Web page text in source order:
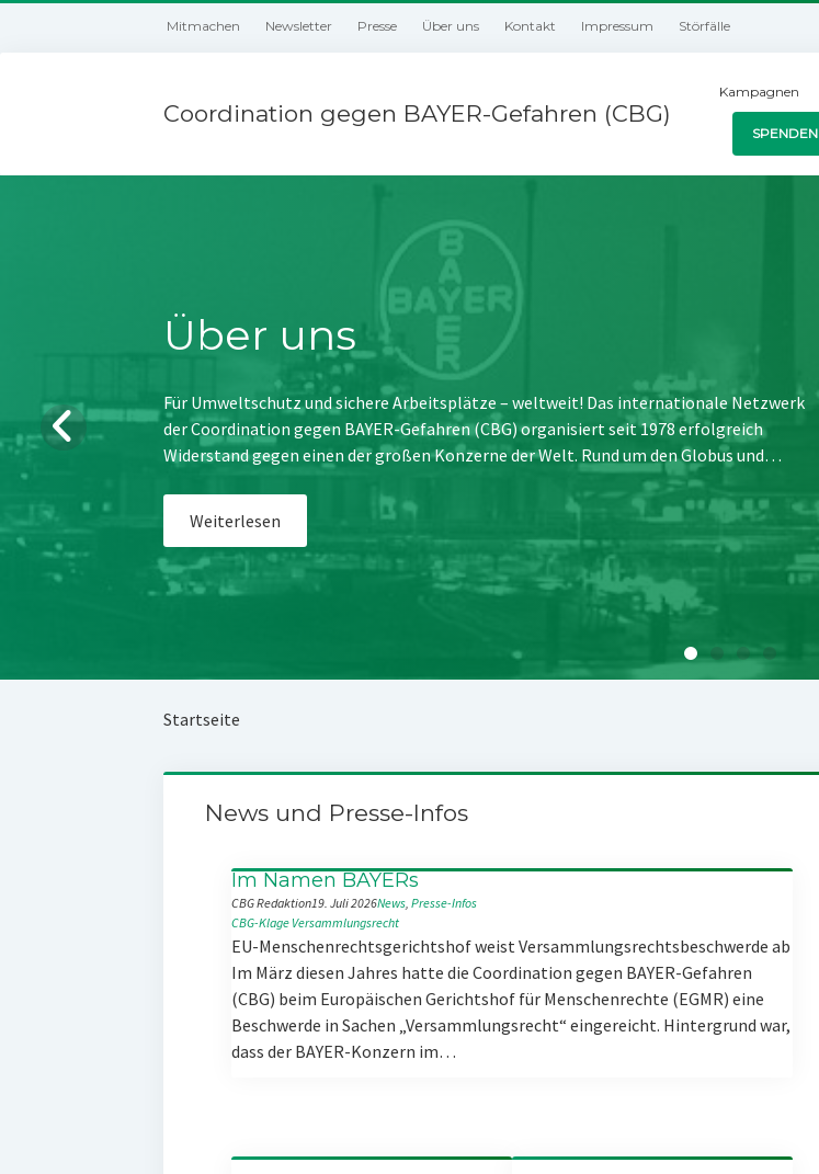
Mitmachen Newsletter Presse Über uns Kontakt Impressum Störfälle
Coordination gegen BAYER-Gefahren (CBG)
Kampagnen
SPENDEN
Über uns
Für Umweltschutz und sichere Arbeitsplätze – weltweit! Das internationale Netzwerk
der Coordination gegen BAYER-Gefahren (CBG) organisiert seit 1978 erfolgreich
Widerstand gegen einen der großen Konzerne der Welt. Rund um den Globus und…
Weiterlesen
Startseite
News und Presse-Infos
Im Namen BAYERs
CBG Redaktion19. Juli 2026News, Presse-Infos
CBG-Klage Versammlungsrecht
EU-Menschenrechtsgerichtshof weist Versammlungsrechtsbeschwerde ab
Im März diesen Jahres hatte die Coordination gegen BAYER-Gefahren
(CBG) beim Europäischen Gerichtshof für Menschenrechte (EGMR) eine
Beschwerde in Sachen „Versammlungsrecht“ eingereicht. Hintergrund war,
dass der BAYER-Konzern im…